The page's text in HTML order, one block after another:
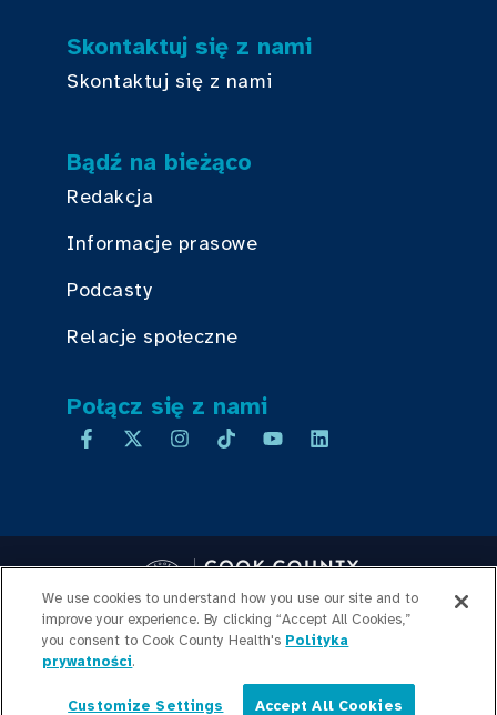
Skontaktuj się z nami
Skontaktuj się z nami
Bądź na bieżąco
Redakcja
Informacje prasowe
Podcasty
Relacje społeczne
Połącz się z nami
Copyright © 2026 Cook County Health. All Rights Reserved.
LOGOWANIE PRACOWNIKA
PRZEJRZYSTOŚĆ
We use cookies to understand how you use our site and to
improve your experience. By clicking “Accept All Cookies,”
you consent to Cook County Health's Polityka
prywatności.
Customize Settings Accept All Cookies